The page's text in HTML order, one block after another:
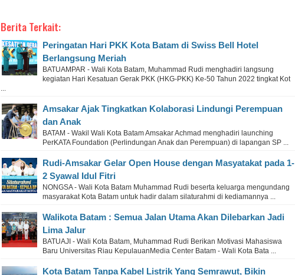
Berita Terkait:
Peringatan Hari PKK Kota Batam di Swiss Bell Hotel
Berlangsung Meriah
BATUAMPAR - Wali Kota Batam, Muhammad Rudi menghadiri langsung
kegiatan Hari Kesatuan Gerak PKK (HKG-PKK) Ke-50 Tahun 2022 tingkat Kot
...
Amsakar Ajak Tingkatkan Kolaborasi Lindungi Perempuan
dan Anak
BATAM - Wakil Wali Kota Batam Amsakar Achmad menghadiri launching
PerKATA Foundation (Perlindungan Anak dan Perempuan) di lapangan SP ...
Rudi-Amsakar Gelar Open House dengan Masyatakat pada 1-
2 Syawal Idul Fitri
NONGSA - Wali Kota Batam Muhammad Rudi beserta keluarga mengundang
masyarakat Kota Batam untuk hadir dalam silaturahmi di kediamannya ...
Walikota Batam : Semua Jalan Utama Akan Dilebarkan Jadi
Lima Jalur
BATUAJI - Wali Kota Batam, Muhammad Rudi Berikan Motivasi Mahasiswa
Baru Universitas Riau KepulauanMedia Center Batam - Wali Kota Bata ...
Kota Batam Tanpa Kabel Listrik Yang Semrawut, Bikin